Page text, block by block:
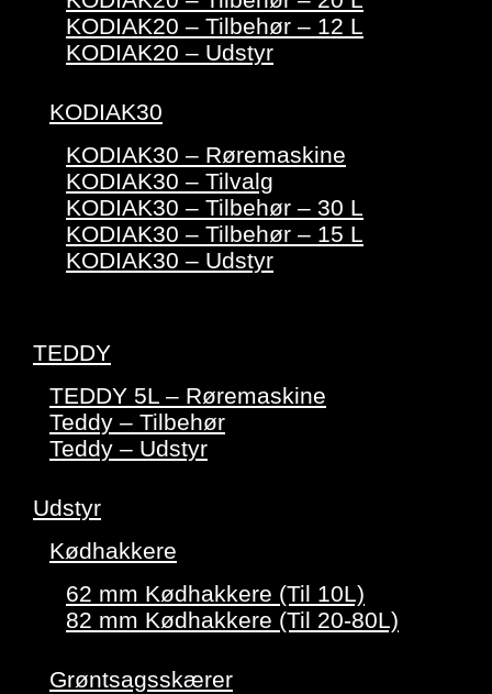
KODIAK20 – Tilbehør – 12 L
KODIAK20 – Udstyr
KODIAK30
KODIAK30 – Røremaskine
KODIAK30 – Tilvalg
KODIAK30 – Tilbehør – 30 L
KODIAK30 – Tilbehør – 15 L
KODIAK30 – Udstyr
TEDDY
TEDDY 5L – Røremaskine
Teddy – Tilbehør
Teddy – Udstyr
Udstyr
Kødhakkere
62 mm Kødhakkere (Til 10L)
82 mm Kødhakkere (Til 20-80L)
Grøntsagsskærer